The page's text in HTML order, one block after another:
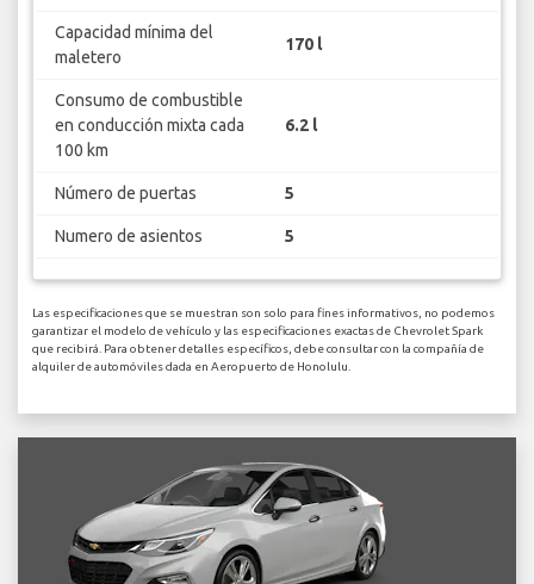
Capacidad mínima del
maletero
170 l
Consumo de combustible
en conducción mixta cada
100 km
6.2 l
Número de puertas 5
Numero de asientos 5
Las especificaciones que se muestran son solo para fines informativos, no podemos
garantizar el modelo de vehículo y las especificaciones exactas de Chevrolet Spark
que recibirá. Para obtener detalles específicos, debe consultar con la compañía de
alquiler de automóviles dada en Aeropuerto de Honolulu.